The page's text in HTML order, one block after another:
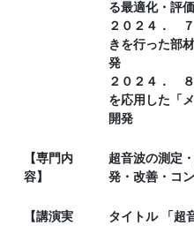
る最適化・評
２０２４．
きを行った部
発
２０２４．
を応用した「
開発
【専門内
容】
超音波の測定
発・改善・コ
【講演実
タイトル 「超